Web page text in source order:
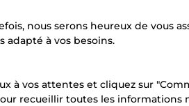
nous serons heureux de vous
à vos besoins.
à vos attentes et cliquez sur
recueillir toutes les informations